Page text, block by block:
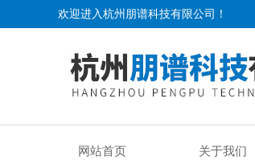
欢迎进入杭州朋谱科技有限公司！
网站首页 关于我们